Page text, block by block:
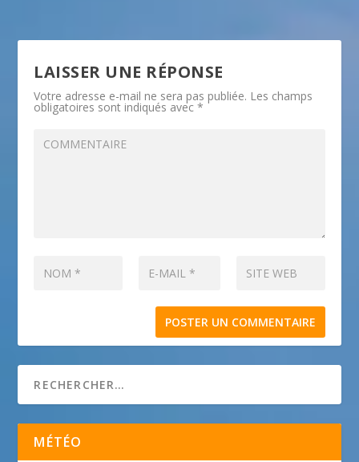
LAISSER UNE RÉPONSE
Votre adresse e-mail ne sera pas publiée. Les champs
obligatoires sont indiqués avec*
MÉTÉO